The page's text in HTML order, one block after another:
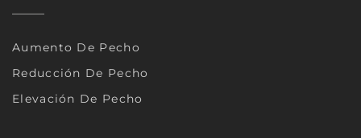
Aumento De Pecho
Reducción De Pecho
Elevación De Pecho